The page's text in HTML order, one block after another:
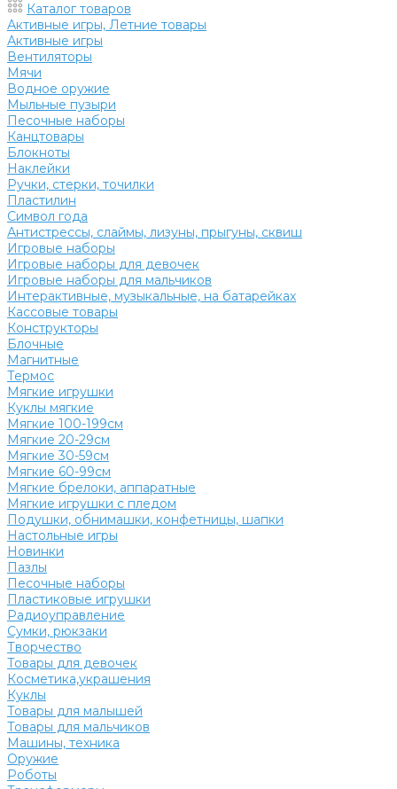
Каталог товаров
Активные игры, Летние товары
Активные игры
Вентиляторы
Мячи
Водное оружие
Мыльные пузыри
Песочные наборы
Канцтовары
Блокноты
Наклейки
Ручки, стерки, точилки
Пластилин
Символ года
Антистрессы, слаймы, лизуны, прыгуны, сквиш
Игровые наборы
Игровые наборы для девочек
Игровые наборы для мальчиков
Интерактивные, музыкальные, на батарейках
Кассовые товары
Конструкторы
Блочные
Магнитные
Термос
Мягкие игрушки
Куклы мягкие
Мягкие 100-199см
Мягкие 20-29см
Мягкие 30-59см
Мягкие 60-99см
Мягкие брелоки, аппаратные
Мягкие игрушки с пледом
Подушки, обнимашки, конфетницы, шапки
Настольные игры
Новинки
Пазлы
Песочные наборы
Пластиковые игрушки
Радиоуправление
Сумки, рюкзаки
Творчество
Товары для девочек
Косметика,украшения
Куклы
Товары для малышей
Товары для мальчиков
Машины, техника
Оружие
Роботы